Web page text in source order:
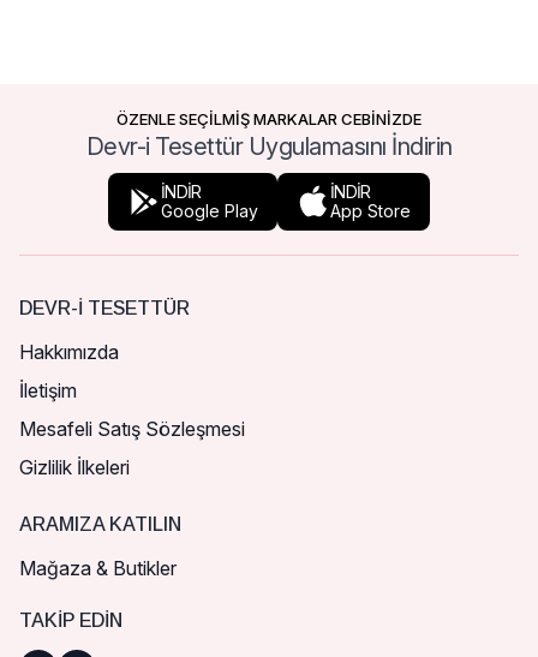
ÖZENLE SEÇİLMİŞ MARKALAR CEBİNİZDE
Devr-i Tesettür Uygulamasını İndirin
İNDİR
Google Play
İNDİR
App Store
DEVR-I TESETTÜR
Hakkımızda
İletişim
Mesafeli Satış Sözleşmesi
Gizlilik İlkeleri
ARAMIZA KATILIN
Mağaza & Butikler
TAKIP EDIN